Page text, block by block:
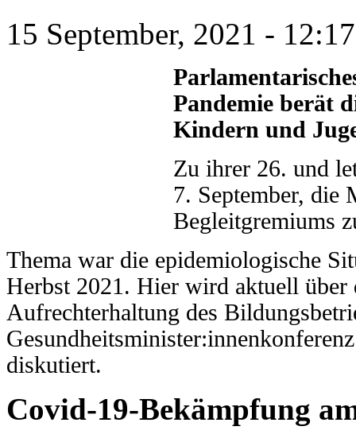
15 September, 2021 - 12:17
Pandemie berät
Kindern und
Zu ihrer 26. und
7. September, die
Begleitgremiums
Thema war die epidemiologische
Herbst 2021. Hier wird aktuell über
Aufrechterhaltung des
diskutiert.
Covid-19-Bekämpfung